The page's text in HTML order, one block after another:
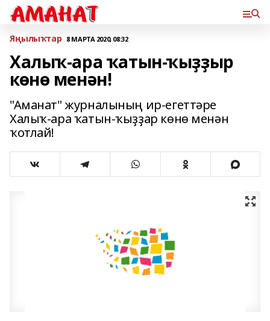
Яңылыҡтар 8 МАРТА 2020, 08:32
Халыҡ-ара ҡатын-ҡыҙҙыр
көнө менән!
"Аманат" журналының ир-егеттәре
Халыҡ-ара ҡатын-ҡыҙҙар көнө менән
ҡотлай!